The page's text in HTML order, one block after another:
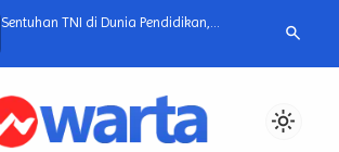
Sentuhan TNI di Dunia Pendidikan,
Lewat Upacara Bendera dan Pesan
Moral Kebangsaan.
IPhone 13
search
light_mode